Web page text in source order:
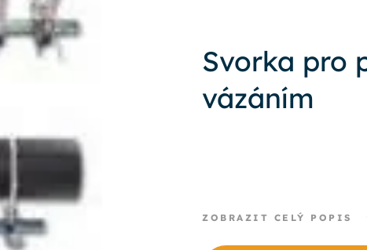
Svorka pro
vázáním
ZOBRAZIT CELÝ POPIS